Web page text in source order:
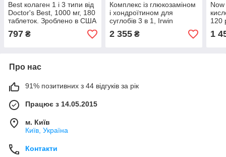
Best колаген 1 і 3 типи від
Doctor's Best, 1000 мг, 180
таблеток. Зроблено в США
797 ₴
Комплекс із глюкозаміном
і хондроїтином для
суглобів 3 в 1, Irwin
Naturals, 90 капсул.
Зроблено в США.
2 355₴
Now
120
1
Про нас
91% позитивних з 44 відгуків за рік
Працює з 14.05.2015
м. Київ
Київ, Україна
Контакти